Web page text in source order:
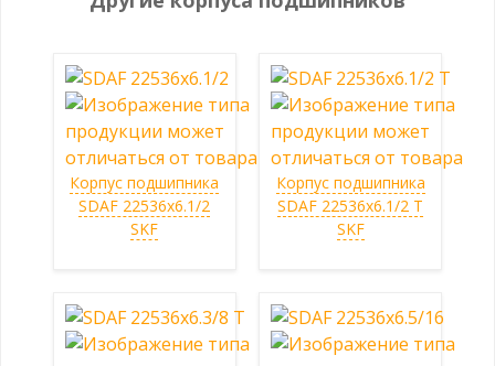
Корпус подшипника
SDAF 22536x6.1/2
SKF
Корпус подшипника
SDAF 22536x6.1/2 T
SKF